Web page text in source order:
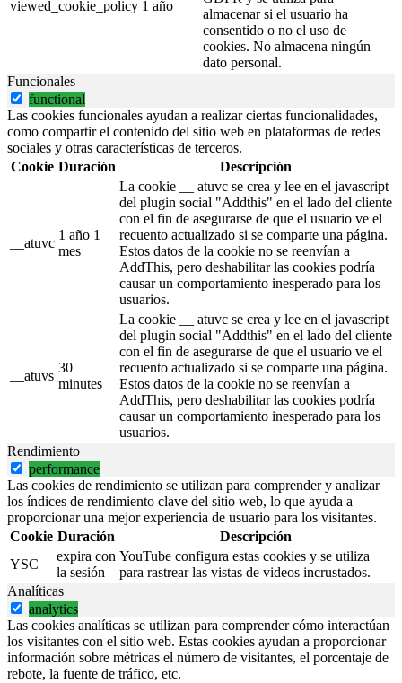
viewed_cookie_policy 1 año
almacenar si el usuario ha
consentido o no el uso de
cookies. No almacena ningún
dato personal.
Funcionales
functional
Las cookies funcionales ayudan a realizar ciertas funcionalidades,
como compartir el contenido del sitio web en plataformas de redes
sociales y otras características de terceros.
Cookie Duración Descripción
__atuvc
1 año 1
mes
La cookie __ atuvc se crea y lee en el javascript
del plugin social "Addthis" en el lado del cliente
con el fin de asegurarse de que el usuario ve el
recuento actualizado si se comparte una página.
Estos datos de la cookie no se reenvían a
AddThis, pero deshabilitar las cookies podría
causar un comportamiento inesperado para los
usuarios.
__atuvs
30
minutes
La cookie __ atuvc se crea y lee en el javascript
del plugin social "Addthis" en el lado del cliente
con el fin de asegurarse de que el usuario ve el
recuento actualizado si se comparte una página.
Estos datos de la cookie no se reenvían a
AddThis, pero deshabilitar las cookies podría
causar un comportamiento inesperado para los
usuarios.
Rendimiento
performance
Las cookies de rendimiento se utilizan para comprender y analizar
los índices de rendimiento clave del sitio web, lo que ayuda a
proporcionar una mejor experiencia de usuario para los visitantes.
Cookie Duración
Descripción
YSC
expira con
la sesión
YouTube configura estas cookies y se utiliza
para rastrear las vistas de videos incrustados.
Analíticas
analytics
Las cookies analíticas se utilizan para comprender cómo interactúan
los visitantes con el sitio web. Estas cookies ayudan a proporcionar
información sobre métricas el número de visitantes, el porcentaje de
rebote, la fuente de tráfico, etc.